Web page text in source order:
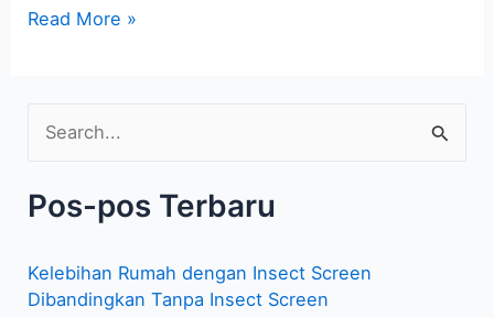
Read More »
r
u
n
Pos-pos Terbaru
Kelebihan Rumah dengan Insect Screen
Dibandingkan Tanpa Insect Screen